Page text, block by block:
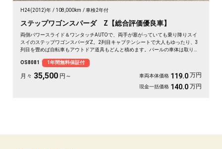
H24(2012)年 108,000km 車検2年付
ステップワゴンスパーダ Z【総合評価優良車】
両側パワースライド＆ワンタッチAUTOで、両手が塞がっていても乗り降りスイ
スイのステップワゴンスパーダZ。2列目キャプテンシートで大人もゆったり、3
列目を畳めば自転車もアウトドア道具もどんと積めます。パールの車体は取り回
しっかり残せて安心。天井のフリップダウンモニターで長距離も退屈知らず。毎
日の相棒にぴったりの一台です🚗✨💺🙌😊《1年保証付》
OS8081 1年間無料保証付
月々 35,500 円～ 車両本体価格 119.0 万円
現金一括価格 140.0 万円